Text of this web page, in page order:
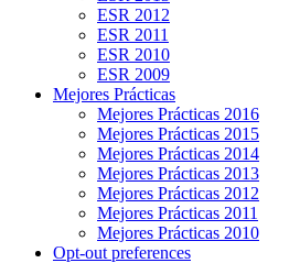
ESR 2012
ESR 2011
ESR 2010
ESR 2009
Mejores Prácticas
Mejores Prácticas 2016
Mejores Prácticas 2015
Mejores Prácticas 2014
Mejores Prácticas 2013
Mejores Prácticas 2012
Mejores Prácticas 2011
Mejores Prácticas 2010
Opt-out preferences